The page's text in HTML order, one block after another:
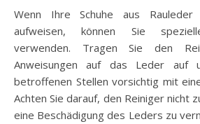
Wenn Ihre Schuhe aus Rauleder
aufweisen, können Sie
verwenden. Tragen Sie den
Anweisungen auf das Leder auf
betroffenen Stellen vorsichtig mit
Achten Sie darauf, den Reiniger nicht
eine Beschädigung des Leders zu